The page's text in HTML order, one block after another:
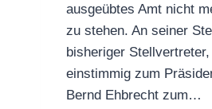
ausgeübtes Amt nicht
zu stehen. An seiner
bisheriger
einstimmig zum
Bernd Ehbrecht zum…